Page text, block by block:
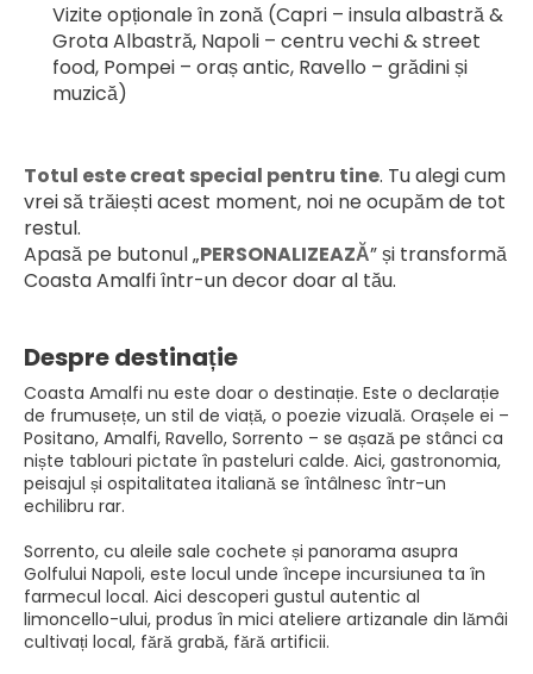
Vizite opționale în zonă (Capri – insula albastră &
Grota Albastră, Napoli – centru vechi & street
food, Pompei – oraș antic, Ravello – grădini și
muzică)
Totul este creat special pentru tine. Tu alegi cum
vrei să trăiești acest moment, noi ne ocupăm de tot
restul.
Apasă pe butonul „PERSONALIZEAZĂ” și transformă
Coasta Amalfi într-un decor doar al tău.
Despre destinație
Coasta Amalfi nu este doar o destinație. Este o declarație
de frumusețe, un stil de viață, o poezie vizuală. Orașele ei –
Positano, Amalfi, Ravello, Sorrento – se așază pe stânci ca
niște tablouri pictate în pasteluri calde. Aici, gastronomia,
peisajul și ospitalitatea italiană se întâlnesc într-un
echilibru rar.
Sorrento, cu aleile sale cochete și panorama asupra
Golfului Napoli, este locul unde începe incursiunea ta în
farmecul local. Aici descoperi gustul autentic al
limoncello-ului, produs în mici ateliere artizanale din lămâi
cultivați local, fără grabă, fără artificii.